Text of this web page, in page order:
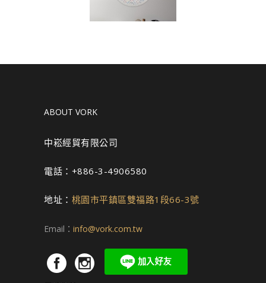
ABOUT VORK
中崧經貿有限公司
電話：+886-3-4906580
地址： 桃園市平鎮區雙福路1段66-3號
Email： info@vork.com.tw